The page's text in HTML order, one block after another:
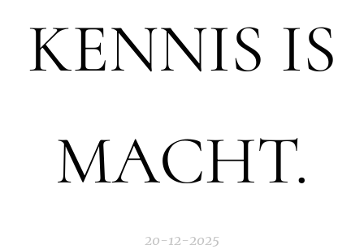
KENNIS IS
MACHT.
20-12-2025